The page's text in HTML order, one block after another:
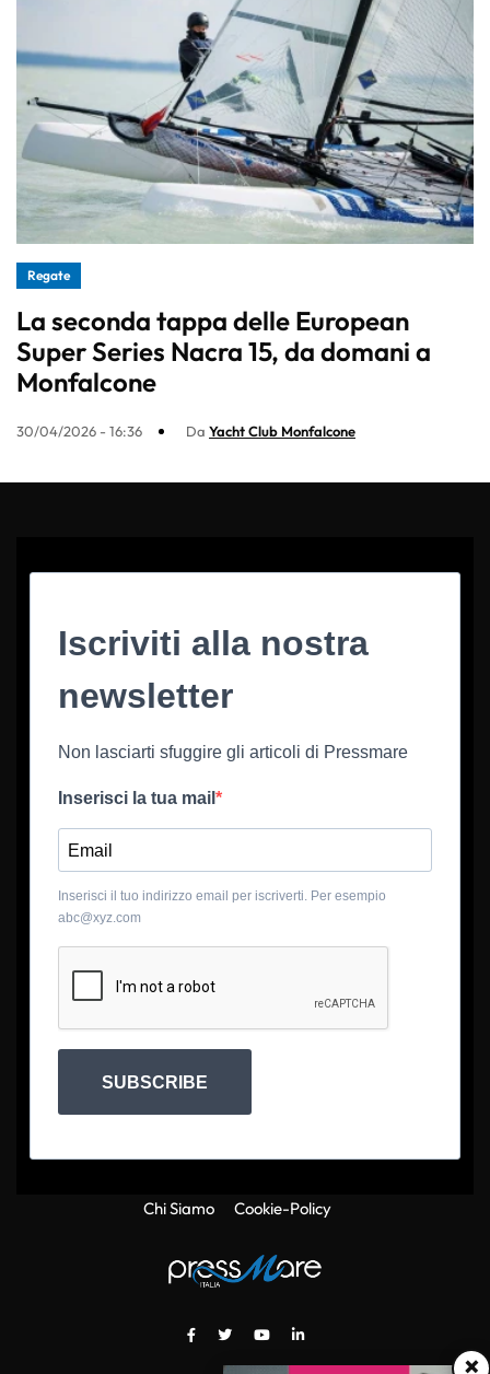
Regate
La seconda tappa delle European
Super Series Nacra 15, da domani a
Monfalcone
30/04/2026 - 16:36 Da Yacht Club Monfalcone
×
Iscriviti alla nostra
newsletter
Non lasciarti sfuggire gli articoli di Pressmare
Inserisci la tua mail
Inserisci il tuo indirizzo email per iscriverti. Per esempio
abc@xyz.com
SUBSCRIBE
Chi Siamo Cookie-Policy